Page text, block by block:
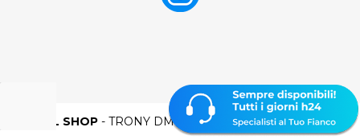
DML SHOP - TRONY DML SPA - P.IVA 02106250398